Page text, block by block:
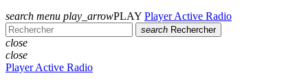
search menu play_arrowPLAY Player Active Radio
search Rechercher
close
close
Player Active Radio